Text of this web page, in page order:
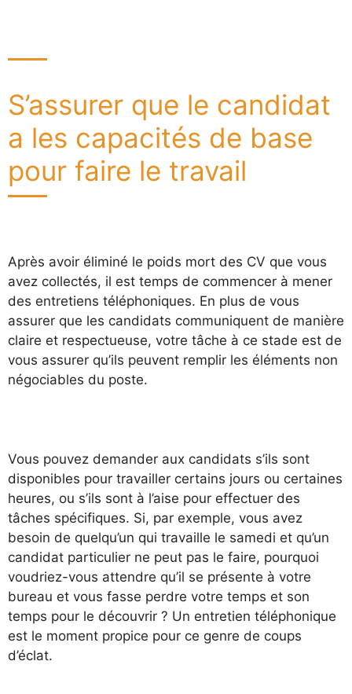
S’assurer que le candidat
a les capacités de base
pour faire le travail
Après avoir éliminé le poids mort des CV que vous
avez collectés, il est temps de commencer à mener
des entretiens téléphoniques. En plus de vous
assurer que les candidats communiquent de manière
claire et respectueuse, votre tâche à ce stade est de
vous assurer qu’ils peuvent remplir les éléments non
négociables du poste.
Vous pouvez demander aux candidats s’ils sont
disponibles pour travailler certains jours ou certaines
heures, ou s’ils sont à l’aise pour effectuer des
tâches spécifiques. Si, par exemple, vous avez
besoin de quelqu’un qui travaille le samedi et qu’un
candidat particulier ne peut pas le faire, pourquoi
voudriez-vous attendre qu’il se présente à votre
bureau et vous fasse perdre votre temps et son
temps pour le découvrir ? Un entretien téléphonique
est le moment propice pour ce genre de coups
d’éclat.